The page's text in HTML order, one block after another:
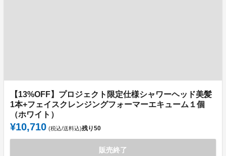
【13%OFF】プロジェクト限定仕様シャワーヘッド美髪
1本+フェイスクレンジングフォーマーエキューム１個
（ホワイト）
¥10,710 (税込/送料込)残り50
販売終了